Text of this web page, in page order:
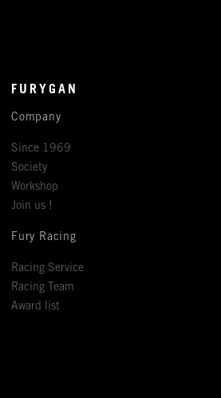
FURYGAN
Company
Since 1969
Society
Workshop
Join us !
Fury Racing
Racing Service
Racing Team
Award list